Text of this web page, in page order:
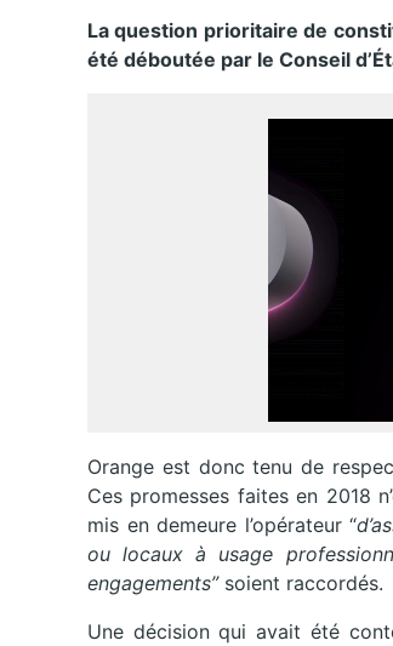
La question prioritaire de
été déboutée par le Conseil
Orange est donc tenu de
Ces promesses faites en 2018
mis en demeure l’opérateur “
ou locaux à usage
engagements” soient raccordés.
Une décision qui avait été